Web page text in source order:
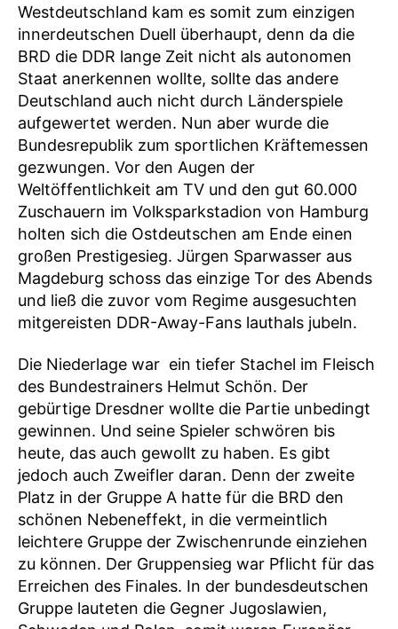
Westdeutschland kam es somit zum einzigen
innerdeutschen Duell überhaupt, denn da die
BRD die DDR lange Zeit nicht als autonomen
Staat anerkennen wollte, sollte das andere
Deutschland auch nicht durch Länderspiele
aufgewertet werden. Nun aber wurde die
Bundesrepublik zum sportlichen Kräftemessen
gezwungen. Vor den Augen der
Weltöffentlichkeit am TV und den gut 60.000
Zuschauern im Volksparkstadion von Hamburg
holten sich die Ostdeutschen am Ende einen
großen Prestigesieg. Jürgen Sparwasser aus
Magdeburg schoss das einzige Tor des Abends
und ließ die zuvor vom Regime ausgesuchten
mitgereisten DDR-Away-Fans lauthals jubeln.
Die Niederlage war ein tiefer Stachel im Fleisch
des Bundestrainers Helmut Schön. Der
gebürtige Dresdner wollte die Partie unbedingt
gewinnen. Und seine Spieler schwören bis
heute, das auch gewollt zu haben. Es gibt
jedoch auch Zweifler daran. Denn der zweite
Platz in der Gruppe A hatte für die BRD den
schönen Nebeneffekt, in die vermeintlich
leichtere Gruppe der Zwischenrunde einziehen
zu können. Der Gruppensieg war Pflicht für das
Erreichen des Finales. In der bundesdeutschen
Gruppe lauteten die Gegner Jugoslawien,